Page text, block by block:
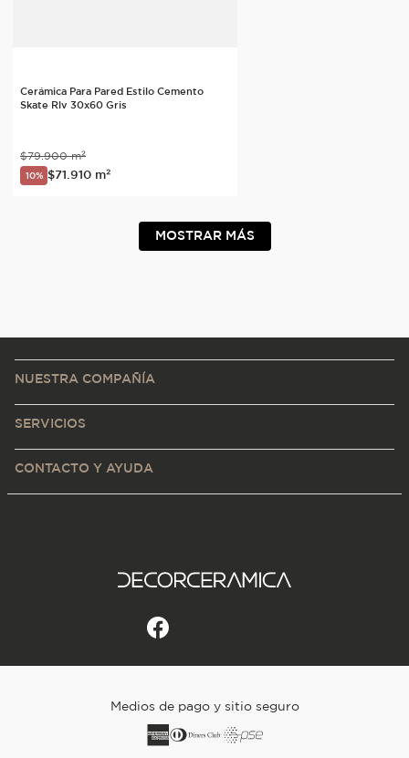
Cerámica Para Pared Estilo Cemento
Skate Rlv 30x60 Gris
$79.900 m²
10% $71.910 m²
MOSTRAR MÁS
NUESTRA COMPAÑÍA
SERVICIOS
CONTACTO Y AYUDA
Medios de pago y sitio seguro